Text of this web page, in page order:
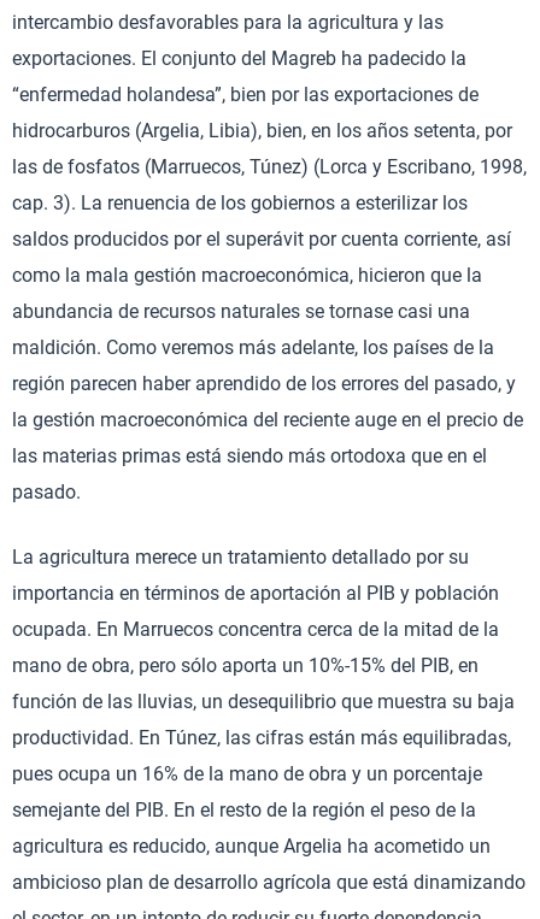
intercambio desfavorables para la agricultura y las
exportaciones. El conjunto del Magreb ha padecido la
“enfermedad holandesa”, bien por las exportaciones de
hidrocarburos (Argelia, Libia), bien, en los años setenta, por
las de fosfatos (Marruecos, Túnez) (Lorca y Escribano, 1998,
cap. 3). La renuencia de los gobiernos a esterilizar los
saldos producidos por el superávit por cuenta corriente, así
como la mala gestión macroeconómica, hicieron que la
abundancia de recursos naturales se tornase casi una
maldición. Como veremos más adelante, los países de la
región parecen haber aprendido de los errores del pasado, y
la gestión macroeconómica del reciente auge en el precio de
las materias primas está siendo más ortodoxa que en el
pasado.
La agricultura merece un tratamiento detallado por su
importancia en términos de aportación al PIB y población
ocupada. En Marruecos concentra cerca de la mitad de la
mano de obra, pero sólo aporta un 10%-15% del PIB, en
función de las lluvias, un desequilibrio que muestra su baja
productividad. En Túnez, las cifras están más equilibradas,
pues ocupa un 16% de la mano de obra y un porcentaje
semejante del PIB. En el resto de la región el peso de la
agricultura es reducido, aunque Argelia ha acometido un
ambicioso plan de desarrollo agrícola que está dinamizando